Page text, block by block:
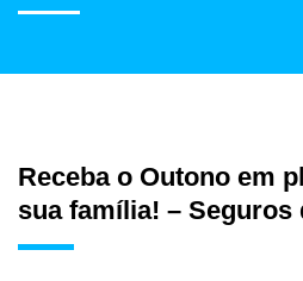
Receba o Outono em
sua família! – Seguros